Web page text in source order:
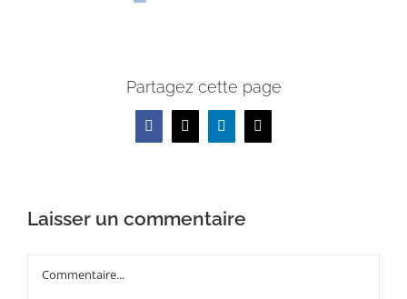
Partagez cette page
Facebook
X LinkedInEmail
Laisser un commentaire
Commentaire